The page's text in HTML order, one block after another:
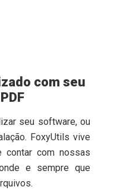
com seu
seu software, ou
FoxyUtils vive
contar com nossas
e sempre que